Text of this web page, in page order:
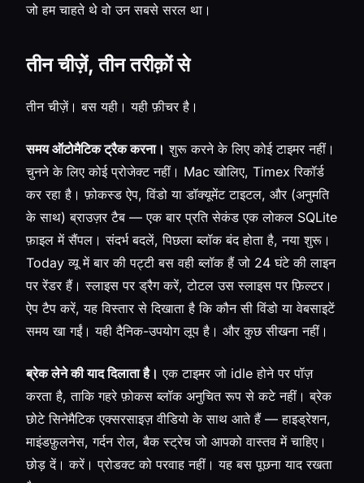
जो हम चाहते थे वो उन सबसे सरल था।
तीन चीज़ें, तीन तरीक़ों से
तीन चीज़ें। बस यही। यही फ़ीचर है।
समय ऑटोमैटिक ट्रैक करना। शुरू करने के लिए कोई टाइमर नहीं।
चुनने के लिए कोई प्रोजेक्ट नहीं। Mac खोलिए, Timex रिकॉर्ड
कर रहा है। फ़ोकस्ड ऐप, विंडो या डॉक्यूमेंट टाइटल, और (अनुमति
के साथ) ब्राउज़र टैब — एक बार प्रति सेकंड एक लोकल SQLite
फ़ाइल में सैंपल। संदर्भ बदलें, पिछला ब्लॉक बंद होता है, नया शुरू।
Today व्यू में बार की पट्टी बस वही ब्लॉक हैं जो 24 घंटे की लाइन
पर रेंडर हैं। स्लाइस पर ड्रैग करें, टोटल उस स्लाइस पर फ़िल्टर।
ऐप टैप करें, यह विस्तार से दिखाता है कि कौन सी विंडो या वेबसाइटें
समय खा गईं। यही दैनिक-उपयोग लूप है। और कुछ सीखना नहीं।
ब्रेक लेने की याद दिलाता है। एक टाइमर जो idle होने पर पॉज़
करता है, ताकि गहरे फ़ोकस ब्लॉक अनुचित रूप से कटे नहीं। ब्रेक
छोटे सिनेमैटिक एक्सरसाइज़ वीडियो के साथ आते हैं — हाइड्रेशन,
माइंडफ़ुलनेस, गर्दन रोल, बैक स्ट्रेच जो आपको वास्तव में चाहिए।
छोड़ दें। करें। प्रोडक्ट को परवाह नहीं। यह बस पूछना याद रखता